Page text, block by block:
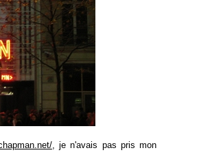
, je n'avais pas pris mon